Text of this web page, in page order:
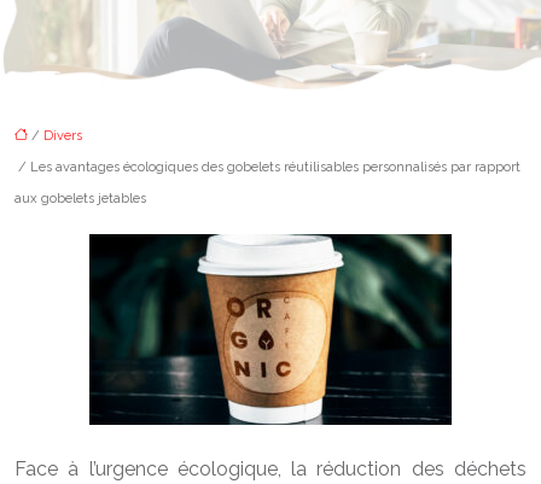
/ Divers
/ Les avantages écologiques des gobelets réutilisables personnalisés par rapport
aux gobelets jetables
Face à l’urgence écologique, la réduction des déchets